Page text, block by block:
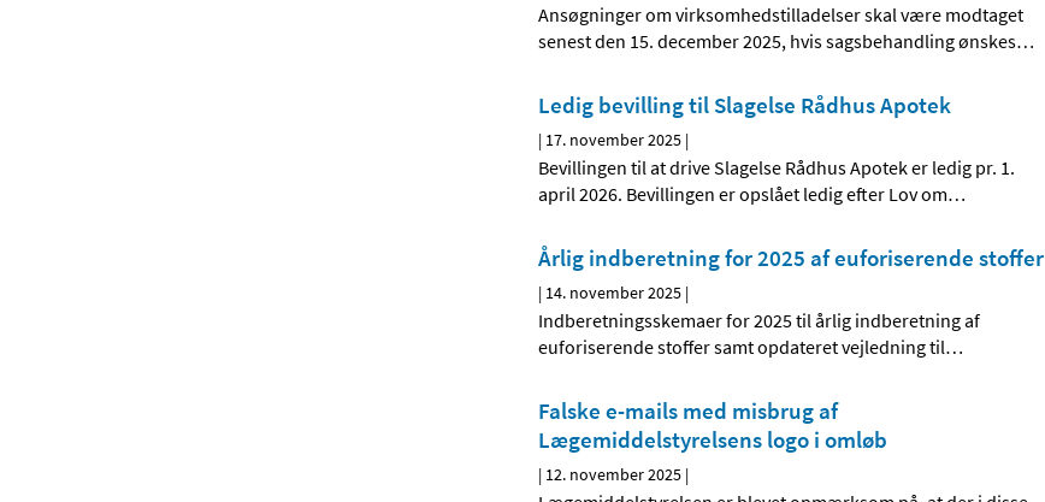
Ansøgninger om virksomhedstilladelser skal være modtaget
senest den 15. december 2025, hvis sagsbehandling ønskes…
Ledig bevilling til Slagelse Rådhus Apotek
| 17. november 2025 |
Bevillingen til at drive Slagelse Rådhus Apotek er ledig pr. 1.
april 2026. Bevillingen er opslået ledig efter Lov om…
Årlig indberetning for 2025 af euforiserende stoffer
| 14. november 2025 |
Indberetningsskemaer for 2025 til årlig indberetning af
euforiserende stoffer samt opdateret vejledning til…
Falske e-mails med misbrug af
Lægemiddelstyrelsens logo i omløb
| 12. november 2025 |